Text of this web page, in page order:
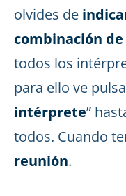
olvides de
combinación
todos los
para ello ve
intérprete”
todos. Cuando
reunión.